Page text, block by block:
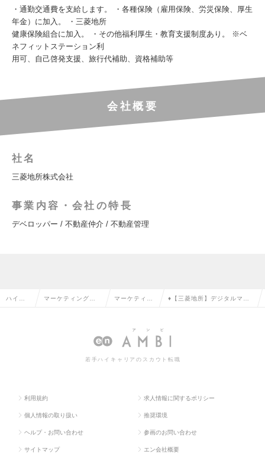
・通勤交通費を支給します。 ・各種保険（雇用保険、労災保険、厚生
年金）に加入。 ・三菱地所
健康保険組合に加入。 ・その他福利厚生・教育支援制度あり。 ※ベ
ネフィットステーション利
用可、自己啓発支援、旅行代補助、資格補助等
会社概要
社名
三菱地所株式会社
事業内容・会社の特長
デベロッパー / 不動産仲介 / 不動産管理
ハイク マーケティング・ マーケティン
の転職
♦【三菱地所】デジタルマー
部）の求人情報
若手ハイキャリアのスカウト転職
利用規約 求人情報に関するポリシー
個人情報の取り扱い 推奨環境
ヘルプ・お問い合わせ 参画のお問い合わせ
サイトマップ エン会社概要